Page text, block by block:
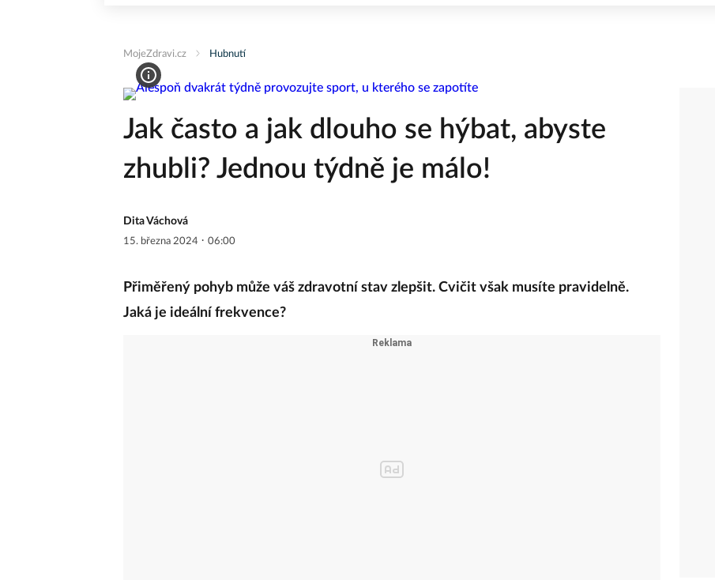
MojeZdravi.cz Hubnutí
Jak často a jak dlouho se hýbat, abyste
zhubli? Jednou týdně je málo!
Dita Váchová
15. března 2024 · 06:00
Přiměřený pohyb může váš zdravotní stav zlepšit. Cvičit však musíte pravidelně.
Jaká je ideální frekvence?